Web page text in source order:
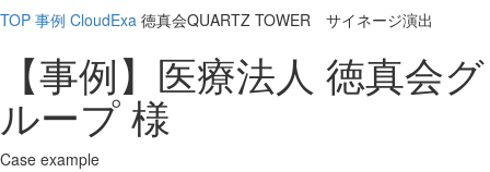
TOP 事例 CloudExa 徳真会QUARTZ TOWER サイネージ演出
【事例】医療法人 徳真会グ
ループ 様
Case example